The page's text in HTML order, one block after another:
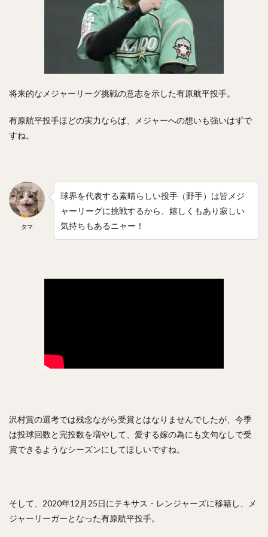
将来的なメジャーリーグ挑戦の意志を示した有原航平投手。
有原航平投手ほどの実力ならば、メジャーへの想いも強いはずで
すね。
タマ
球界を代表する素晴らしい投手（野手）は皆メジ
ャーリーグに挑戦するから、嬉しくもあり寂しい
気持ちもあるニャー！
沢村賞の選考では残念ながら受賞とはなりませんでしたが、今季
は投球回数と完投数を増やして、愛する嫁の為にも文句なしで受
賞できるようなシーズンにしてほしいですね。
そして、2020年12月25日にテキサス・レンジャーズに移籍し、メ
ジャーリーガーとなった有原航平投手。